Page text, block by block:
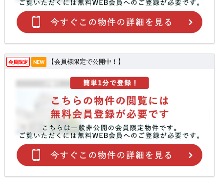
会員限定 NEW 【会員様限定で公開中！】